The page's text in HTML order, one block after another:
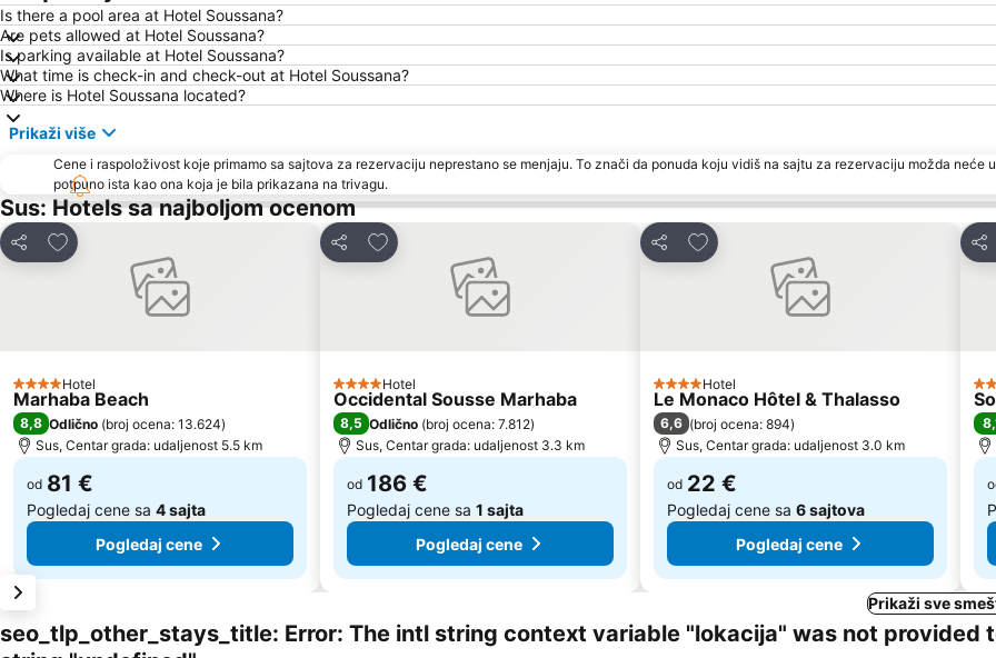
Is there a pool area at Hotel Soussana?
Are pets allowed at Hotel Soussana?
Is parking available at Hotel Soussana?
What time is check-in and check-out at Hotel Soussana?
Where is Hotel Soussana located?
Prikaži više
Cene i raspoloživost koje primamo sa sajtova za rezervaciju neprestano se menjaju. To znači da ponuda koju vidiš na sajtu za rezervaciju možda neće
potpuno ista kao ona koja je bila prikazana na trivagu.
Sus: Hotels sa najboljom ocenom
Deli
Dodati u favorite
4 Zvezdice
Hotel
Marhaba Beach
8,8 Odlično (broj ocena: 13.624)
Sus, Centar grada: udaljenost 5.5 km
od 81 €
Pogledaj cene sa 4 sajta
Pogledaj cene
Deli
Dodati u favorite
4 Zvezdice
Hotel
Occidental Sousse Marhaba
8,5 Odlično (broj ocena: 7.812)
Sus, Centar grada: udaljenost 3.3 km
od 186 €
Pogledaj cene sa 1 sajta
Pogledaj cene
Deli
Dodati u favorite
4 Zvezdice
Hotel
Le Monaco Hôtel & Thalasso
6,6 (broj ocena: 894)
Sus, Centar grada: udaljenost 3.0 km
od 22 €
Pogledaj cene sa 6 sajtova
Pogledaj cene
Deli
5
Prikaži sve
seo_tlp_other_stays_title: Error: The intl string context variable "lokacija" was not provided